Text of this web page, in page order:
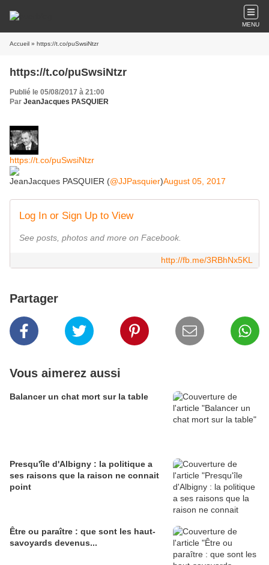
MENU
Accueil » https://t.co/puSwsiNtzr
https://t.co/puSwsiNtzr
Publié le 05/08/2017 à 21:00
Par JeanJacques PASQUIER
https://t.co/puSwsiNtzr
JeanJacques PASQUIER (@JJPasquier)August 05, 2017
Log In or Sign Up to View
See posts, photos and more on Facebook.
http://fb.me/3RBhNx5KL
Partager
Vous aimerez aussi
Balancer un chat mort sur la table
Presqu'île d'Albigny : la politique a
ses raisons que la raison ne connait
point
Être ou paraître : que sont les haut-
savoyards devenus...